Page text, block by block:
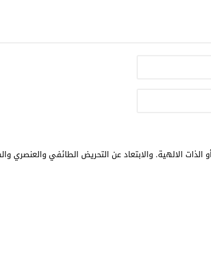
الالهية. والابتعاد عن التحريض الطائفي والعنصري